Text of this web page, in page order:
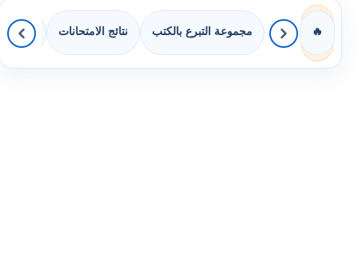
🔥 مجموعة التبرع بالكتب نتائج الامتحانات